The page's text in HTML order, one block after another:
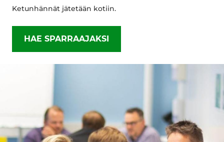
Ketunhännät jätetään kotiin.
HAE SPARRAAJAKSI